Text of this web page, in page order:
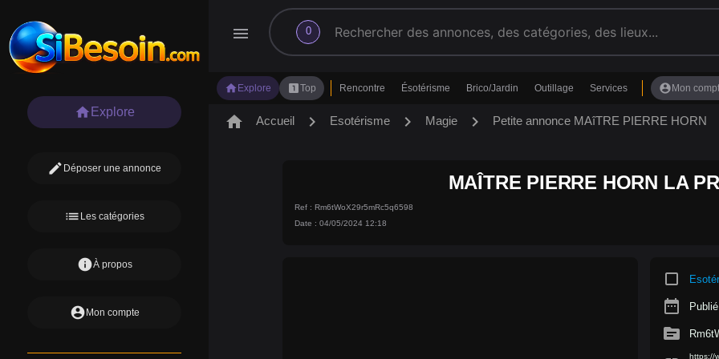
menu 0
search
home Explore looks_oneTop Rencontre Ésotérisme Brico/Jardin Outillage Services account_circle Mon
home Explore
edit Déposer une annonce
list Les catégories
infoÀ propos
account_circle Mon compte
home Accueil chevron_right Esotérisme chevron_right Magie chevron_right Petite annonce MAîTRE PIERRE HORN
MAÎTRE PIERRE HORN LA
Ref : Rm6tWoX29r5mRc5q6598
Date : 04/05/2024 12:18
crop_square
date_range
source
https://